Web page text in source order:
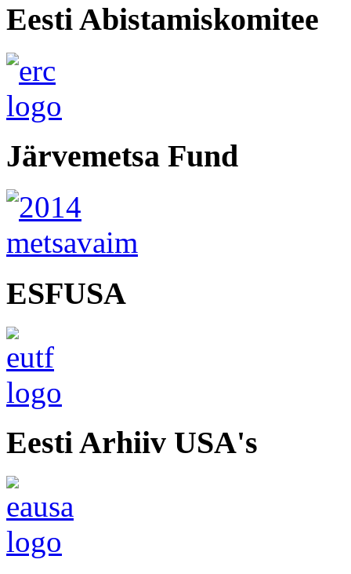
Eesti Abistamiskomitee
Järvemetsa Fund
ESFUSA
Eesti Arhiiv USA's